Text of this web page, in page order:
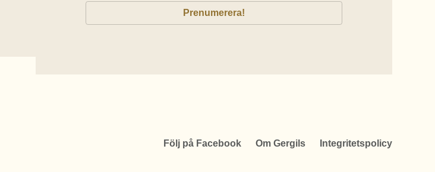
Följ på Facebook Om Gergils Integritetspolicy